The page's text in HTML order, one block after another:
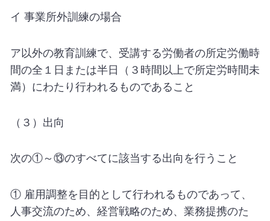
イ 事業所外訓練の場合
ア以外の教育訓練で、受講する労働者の所定労働時
間の全１日または半日（３時間以上で所定労時間未
満）にわたり行われるものであること
（３）出向
次の①～⑬のすべてに該当する出向を行うこと
① 雇用調整を目的として行われるものであって、
人事交流のため、経営戦略のため、業務提携のた